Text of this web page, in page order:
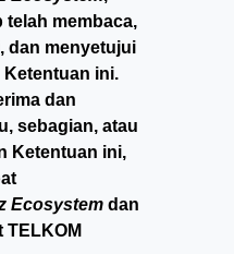
telah membaca,
dan menyetujui
Ketentuan ini.
dan
sebagian, atau
Ketentuan ini,
Ecosystem dan